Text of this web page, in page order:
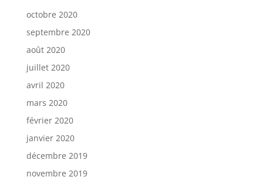
octobre 2020
septembre 2020
août 2020
juillet 2020
avril 2020
mars 2020
février 2020
janvier 2020
décembre 2019
novembre 2019